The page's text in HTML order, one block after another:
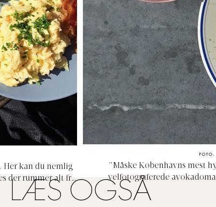
Her kan du nemlig
der rummer alt fra
hvor sund din
København K
"Måske Københavns mest
velfotograferede
zucchini",
LÆS OGSÅ